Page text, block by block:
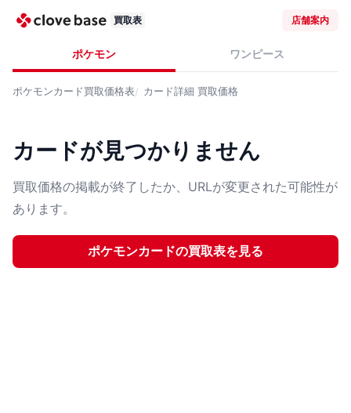
買取表 店舗案内
ポケモン ワンピース
ポケモンカード買取価格表 カード詳細 買取価格
カードが見つかりません
買取価格の掲載が終了したか、URLが変更された可能性が
あります。
ポケモンカードの買取表を見る